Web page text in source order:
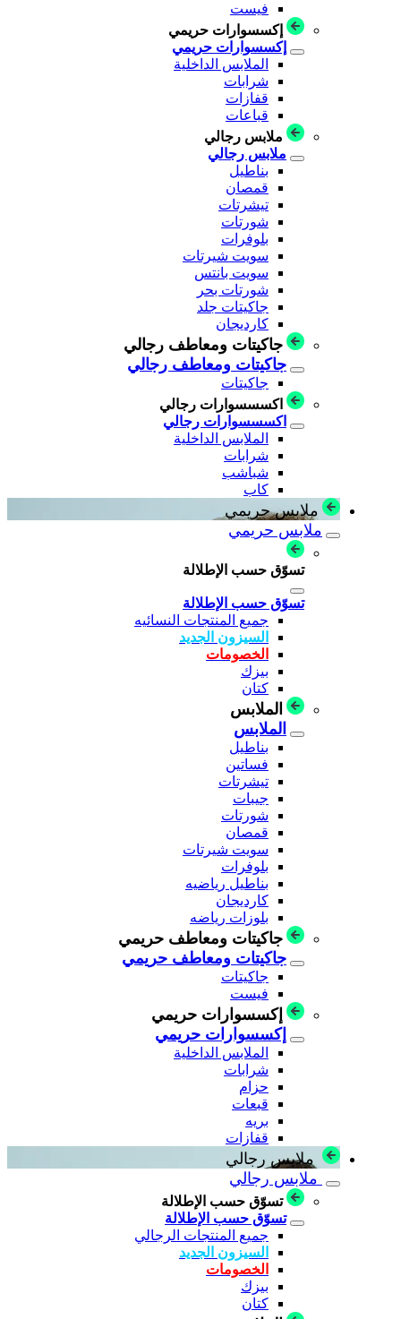
فيست
إكسسوارات حريمي
إكسسوارات حريمي
الملابس الداخلية
شرابات
قفازات
قباعات
ملابس رجالي
ملابس رجالي
بناطيل
قمصان
تيشرتات
شورتات
بلوفرات
سويت شيرتات
سويت بانتس
شورتات بحر
جاكيتات جلد
كارديجان
جاكيتات ومعاطف رجالي
جاكيتات ومعاطف رجالي
جاكيتات
اكسسسوارات رجالي
اكسسسوارات رجالي
الملابس الداخلية
شرابات
شباشب
كاب
ملابس حريمي
ملابس حريمي
تسوّق حسب الإطلالة
تسوّق حسب الإطلالة
جميع المنتجات النسائيه
السيزون الجديد
الخصومات
بيزك
كتان
الملابس
الملابس
بناطيل
فساتين
تيشرتات
جيبات
شورتات
قمصان
سويت شيرتات
بلوفرات
بناطيل رياضيه
كارديجان
بلوزات رياضه
جاكيتات ومعاطف حريمي
جاكيتات ومعاطف حريمي
جاكيتات
فيست
إكسسوارات حريمي
إكسسوارات حريمي
الملابس الداخلية
شرابات
حزام
قبعات
بريه
قفازات
ملابس رجالي
ملابس رجالي
تسوّق حسب الإطلالة
تسوّق حسب الإطلالة
جميع المنتجات الرجالي
السيزون الجديد
الخصومات
بيزك
كتان